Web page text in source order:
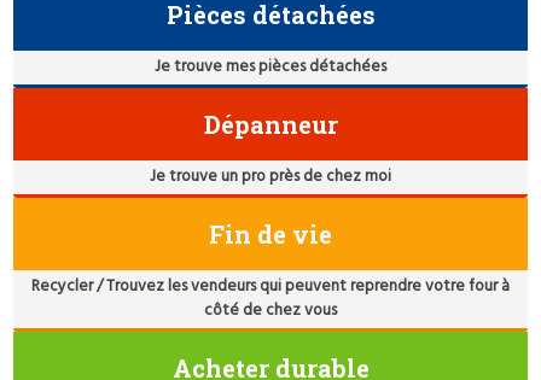
Pièces détachées
Je trouve mes pièces détachées
Dépanneur
Je trouve un pro près de chez moi
Fin de vie
Recycler / Trouvez les vendeurs qui peuvent reprendre votre four à
côté de chez vous
Acheter durable